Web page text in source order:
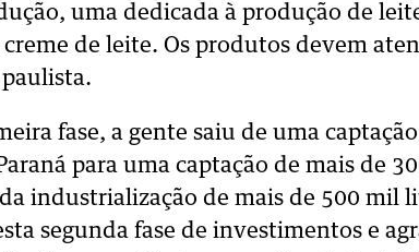
uma dedicada à produção de
de leite. Os produtos devem
paulista.
fase, a gente saiu de uma
para uma captação de mais de
industrialização de mais de 500 mil
segunda fase de investimentos e